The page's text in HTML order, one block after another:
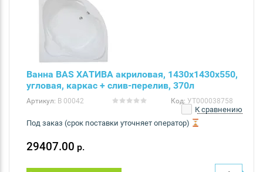
Ванна BAS ХАТИВА акриловая, 1430х1430х550,
угловая, каркас + слив-перелив, 370л
Артикул: В 00042 Код: УТ000038758
К сравнению
Под заказ (срок поставки уточняет оператор)
29407.00 р.